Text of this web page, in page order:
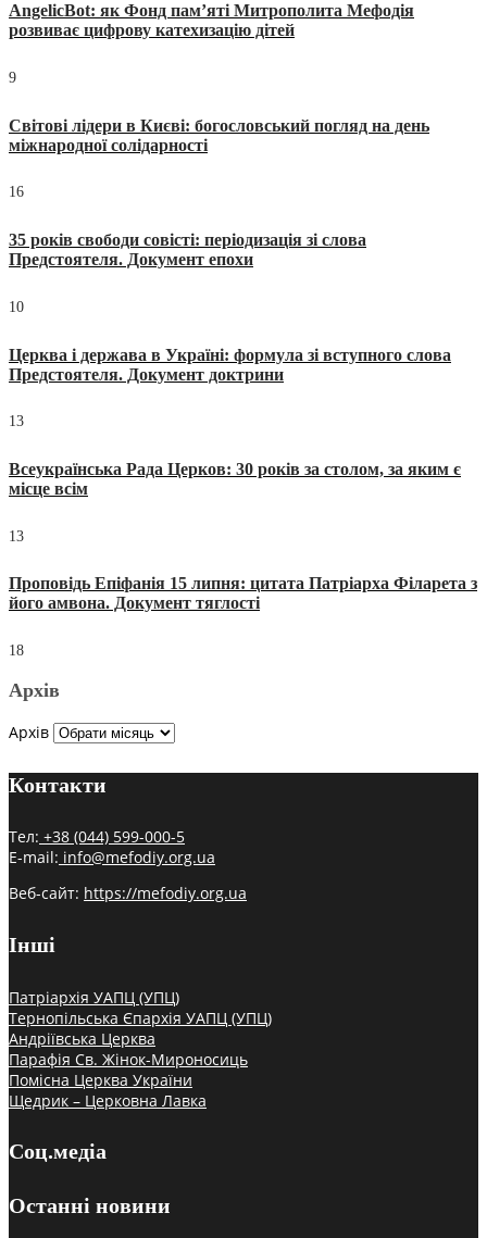
AngelicBot: як Фонд пам’яті Митрополита Мефодія
розвиває цифрову катехизацію дітей
9
Світові лідери в Києві: богословський погляд на день
міжнародної солідарності
16
35 років свободи совісті: періодизація зі слова
Предстоятеля. Документ епохи
10
Церква і держава в Україні: формула зі вступного слова
Предстоятеля. Документ доктрини
13
Всеукраїнська Рада Церков: 30 років за столом, за яким є
місце всім
13
Проповідь Епіфанія 15 липня: цитата Патріарха Філарета з
його амвона. Документ тяглості
18
Архів
Архів
Контакти
Тел: +38 (044) 599-000-5
E-mail: info@mefodiy.org.ua
Веб-сайт: https://mefodiy.org.ua
Інші
Патріархія УАПЦ (УПЦ)
Тернопільська Єпархія УАПЦ (УПЦ)
Андріївська Церква
Парафія Св. Жінок-Мироносиць
Помісна Церква України
Щедрик – Церковна Лавка
Соц.медіа
Останні новини